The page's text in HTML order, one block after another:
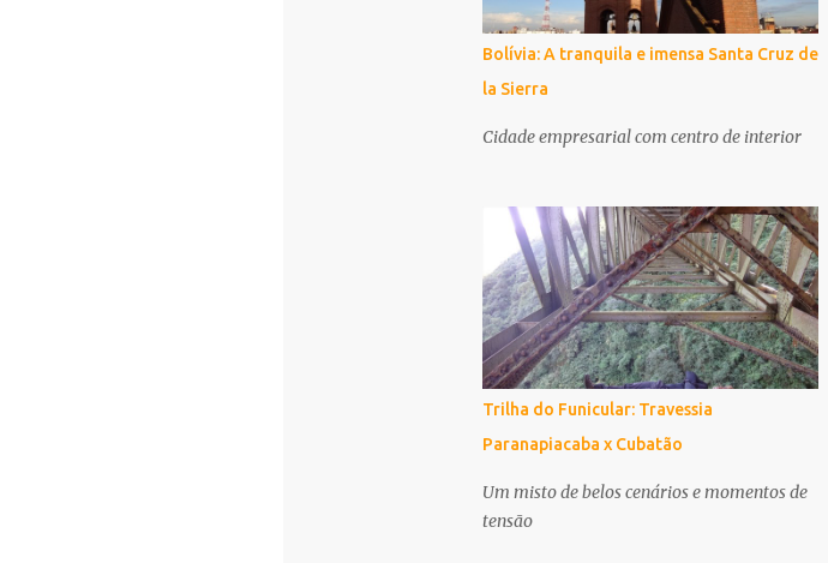
Bolívia: A tranquila e imensa Santa Cruz de
la Sierra
Cidade empresarial com centro de interior
Trilha do Funicular: Travessia
Paranapiacaba x Cubatão
Um misto de belos cenários e momentos de
tensão